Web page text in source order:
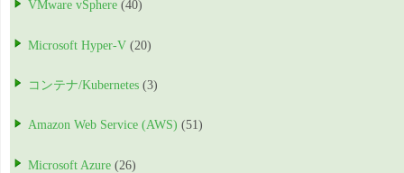
VMware vSphere (40)
Microsoft Hyper-V (20)
コンテナ/Kubernetes (3)
Amazon Web Service (AWS) (51)
Microsoft Azure (26)